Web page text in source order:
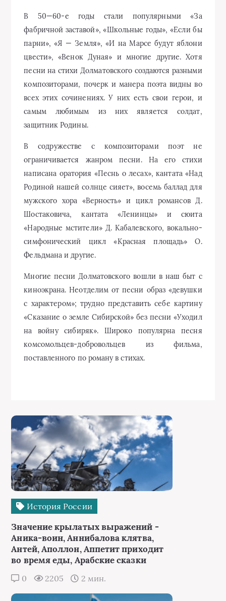
В 50—60-е годы стали популярными «За
фабричной заставой», «Школьные годы», «Если бы
парни», «Я — Земля», «И на Марсе будут яблони
цвести», «Венок Дуная» и многие другие. Хотя
песни на стихи Долматовского создаются разными
композиторами, почерк и манера поэта видны во
всех этих сочинениях. У них есть свои герои, и
самым любимым из них является солдат,
защитник Родины.
В содружестве с композиторами поэт не
ограничивается жанром песни. На его стихи
написана оратория «Песнь о лесах», кантата «Над
Родиной нашей солнце сияет», восемь баллад для
мужского хора «Верность» и цикл романсов Д.
Шостаковича, кантата «Ленинцы» и сюита
«Народные мстители» Д. Кабалевского, вокально-
симфонический цикл «Красная площадь» О.
Фельдмана и другие.
Многие песни Долматовского вошли в наш быт с
киноэкрана. Неотделим от песни образ «девушки
с характером»; трудно представить себе картину
«Сказание о земле Сибирской» без песни «Уходил
на войну сибиряк». Широко популярна песня
комсомольцев-добровольцев из фильма,
поставленного по роману в стихах.
История России
Значение крылатых выражений -
Аника-воин, Аннибалова клятва,
Антей, Аполлон, Аппетит приходит
во время еды, Арабские сказки
0 2205 2 мин.